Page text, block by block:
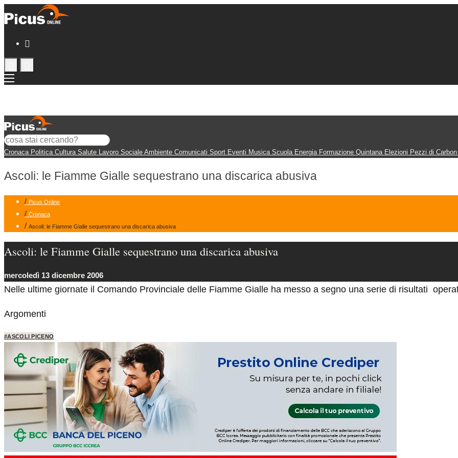
Cronaca Politica Cultura Salute Lavoro Sociale Ambiente Comunicati Sport Eventi Musica Scuola Energia Formazione Quintana Elezioni Pezzi di
Ascoli: le Fiamme Gialle sequestrano una discarica abusiva
/ Picus Online
/ Cronaca
/ Ascoli: le Fiamme Gialle sequestrano una discarica abusiva
Ascoli: le Fiamme Gialle sequestrano una discarica abusiva
mercoledì 13 dicembre 2006
Nelle ultime giornate il Comando Provinciale delle Fiamme Gialle ha messo a segno una serie di risultati
Argomenti
#ASCOLI PICENO